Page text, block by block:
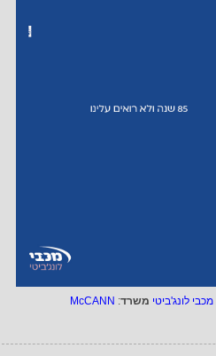
מכבי לונג'ביטי משרד:
McCANN